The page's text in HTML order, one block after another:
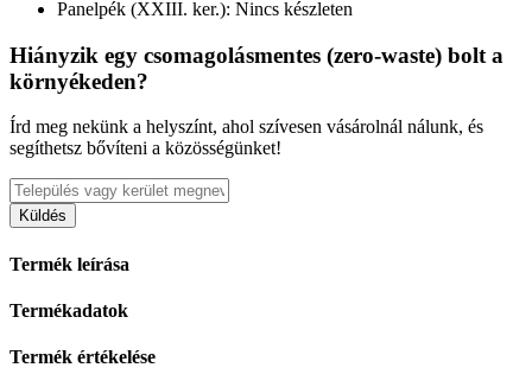
Panelpék (XXIII. ker.): Nincs készleten
Hiányzik egy csomagolásmentes (zero-waste) bolt a
környékeden?
Írd meg nekünk a helyszínt, ahol szívesen vásárolnál nálunk, és
segíthetsz bővíteni a közösségünket!
Küldés
Termék leírása
Termékadatok
Termék értékelése